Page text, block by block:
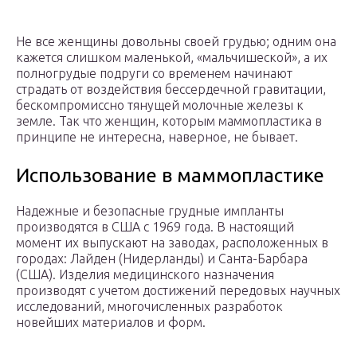
Не все женщины довольны своей грудью; одним она
кажется слишком маленькой, «мальчишеской», а их
полногрудые подруги со временем начинают
страдать от воздействия бессердечной гравитации,
бескомпромиссно тянущей молочные железы к
земле. Так что женщин, которым маммопластика в
принципе не интересна, наверное, не бывает.
Использование в маммопластике
Надежные и безопасные грудные импланты
производятся в США с 1969 года. В настоящий
момент их выпускают на заводах, расположенных в
городах: Лайден (Нидерланды) и Санта-Барбара
(США). Изделия медицинского назначения
производят с учетом достижений передовых научных
исследований, многочисленных разработок
новейших материалов и форм.